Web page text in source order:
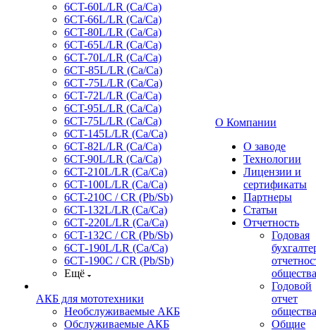
6CT-60L/LR (Ca/Ca)
6CT-66L/LR (Ca/Ca)
6CT-80L/LR (Са/Са)
6CT-65L/LR (Ca/Ca)
6CT-70L/LR (Са/Са)
6СТ-85L/LR (Са/Са)
6СТ-75L/LR (Ca/Ca)
6CT-72L/LR (Ca/Ca)
6CT-95L/LR (Са/Са)
6CT-75L/LR (Ca/Ca)
6CT-145L/LR (Са/Са)
6CT-82L/LR (Са/Са)
6CT-90L/LR (Ca/Ca)
6CT-210L/LR (Ca/Ca)
6CT-100L/LR (Ca/Ca)
6CT-210C / CR (Pb/Sb)
6CT-132L/LR (Ca/Ca)
6СТ-220L/LR (Ca/Ca)
6CT-132C / CR (Pb/Sb)
6СТ-190L/LR (Ca/Ca)
6СТ-190С / CR (Pb/Sb)
Ещё
АКБ для мототехники
Необслуживаемые АКБ
Обслуживаемые АКБ
О Компании
О заводе
Технологии
Лицензии и
сертификаты
Партнеры
Статьи
Отчетность
Годовая
общества
Годовой
отчет
общества
Общие